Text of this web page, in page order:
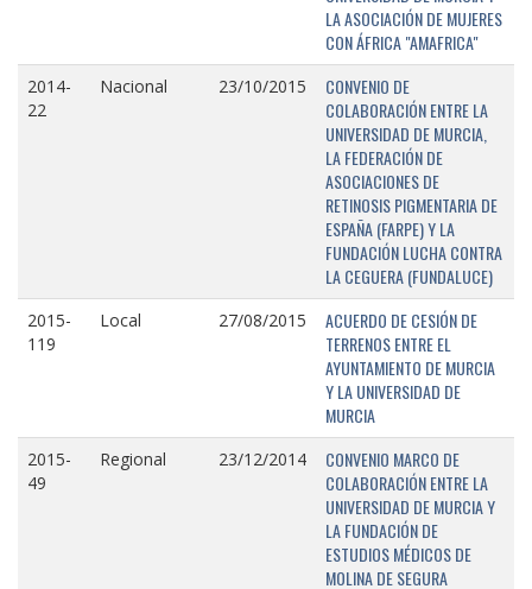
LA ASOCIACIÓN DE MUJERES
CON ÁFRICA "AMAFRICA"
2014-
22
Nacional 23/10/2015
CONVENIO DE
COLABORACIÓN ENTRE LA
UNIVERSIDAD DE MURCIA,
LA FEDERACIÓN DE
ASOCIACIONES DE
RETINOSIS PIGMENTARIA DE
ESPAÑA (FARPE) Y LA
FUNDACIÓN LUCHA CONTRA
LA CEGUERA (FUNDALUCE)
2015-
119
Local 27/08/2015
ACUERDO DE CESIÓN DE
TERRENOS ENTRE EL
AYUNTAMIENTO DE MURCIA
Y LA UNIVERSIDAD DE
MURCIA
2015-
49
Regional 23/12/2014
CONVENIO MARCO DE
COLABORACIÓN ENTRE LA
UNIVERSIDAD DE MURCIA Y
LA FUNDACIÓN DE
ESTUDIOS MÉDICOS DE
MOLINA DE SEGURA